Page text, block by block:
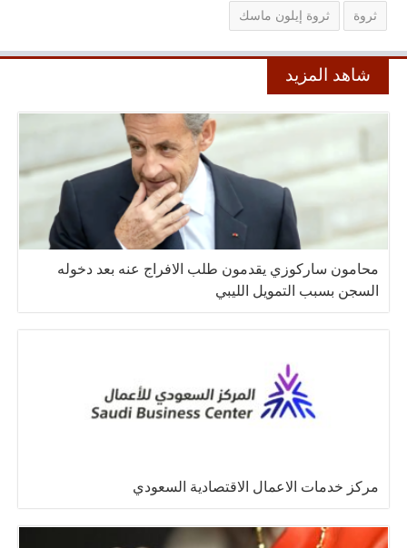
ثروة ثروة إيلون ماسك
شاهد المزيد
محامون ساركوزي يقدمون طلب الافراج عنه بعد دخوله
السجن بسبب التمويل الليبي
مركز خدمات الاعمال الاقتصادية السعودي